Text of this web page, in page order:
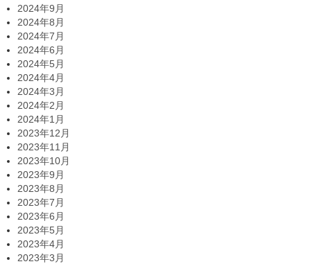
2024年9月
2024年8月
2024年7月
2024年6月
2024年5月
2024年4月
2024年3月
2024年2月
2024年1月
2023年12月
2023年11月
2023年10月
2023年9月
2023年8月
2023年7月
2023年6月
2023年5月
2023年4月
2023年3月